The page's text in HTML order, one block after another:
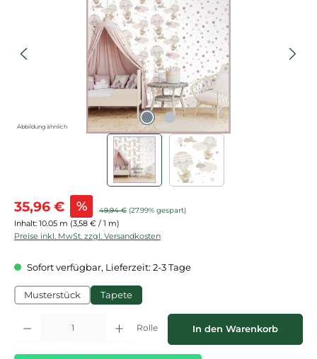
Abbildung ähnlich
Verkaufspreis:
35,96 € % Regulärer Preis:
49,94 € (27.99% gespart)
Inhalt: 10.05 m (3,58 € / 1 m)
Preise inkl. MwSt. zzgl. Versandkosten
Sofort verfügbar, Lieferzeit: 2-3 Tage
Musterstück Tapete
Produkt Anzahl: Gib den gewünschten Wert ein oder benutze die
Rolle In den Warenkorb